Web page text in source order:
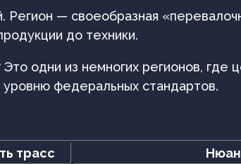
— своеобразная
до техники.
одни из немногих регионов, где
уровню федеральных стандартов.
трасс